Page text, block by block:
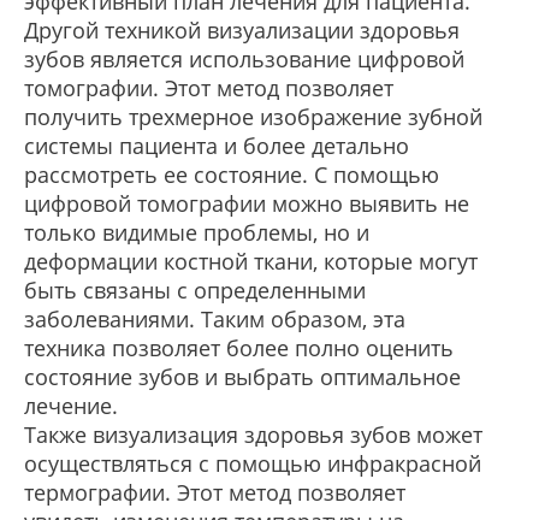
Другой техникой визуализации здоровья
зубов является использование цифровой
томографии. Этот метод позволяет
получить трехмерное изображение зубной
системы пациента и более детально
рассмотреть ее состояние. С помощью
цифровой томографии можно выявить не
только видимые проблемы, но и
деформации костной ткани, которые могут
быть связаны с определенными
заболеваниями. Таким образом, эта
техника позволяет более полно оценить
состояние зубов и выбрать оптимальное
лечение.
Также визуализация здоровья зубов может
осуществляться с помощью инфракрасной
термографии. Этот метод позволяет